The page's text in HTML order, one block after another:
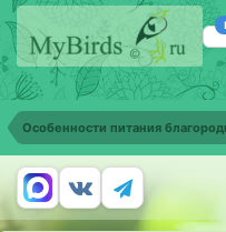
Особенности питания